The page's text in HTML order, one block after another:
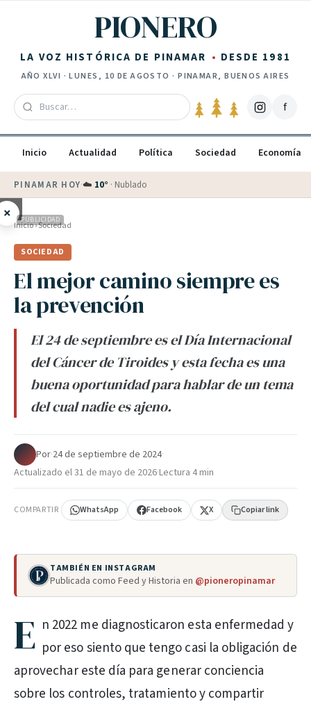
PIONERO
LA VOZ HISTÓRICA DE PINAMAR DESDE 1981
AÑOXLVI ·LUNES, 10 DE AGOSTO · PINAMAR, BUENOS AIRES
f
Inicio Actualidad Política Sociedad Economía
PINAMAR HOY·☁️ 10° · Nublado
× PUBLICIDAD
Inicio›Sociedad
SOCIEDAD
El mejor camino siempre es
la prevención
El 24 de septiembre es el Día Internacional
del Cáncer de Tiroides y esta fecha es una
buena oportunidad para hablar de un tema
del cual nadie es ajeno.
Por·24 de septiembre de 2024·
Actualizado el31 de mayo de 2026·Lectura 4 min
COMPARTIR WhatsApp Facebook X Copiar link
TAMBIÉN EN INSTAGRAM
Publicada como Feed y Historia en @pioneropinamar
E n 2022 me diagnosticaron esta enfermedad y
por eso siento que tengo casi la obligación de
aprovechar este día para generar conciencia
sobre los controles, tratamiento y compartir